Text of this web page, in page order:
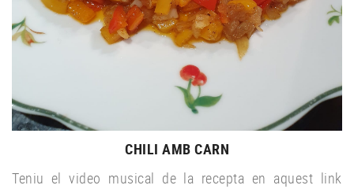
CHILI AMB CARN
Teniu el video musical de la recepta en aquest link